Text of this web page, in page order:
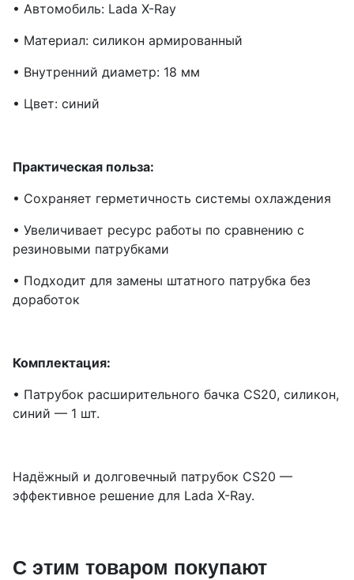
• Автомобиль: Lada X-Ray
• Материал: силикон армированный
• Внутренний диаметр: 18 мм
• Цвет: синий
Практическая польза:
• Сохраняет герметичность системы охлаждения
• Увеличивает ресурс работы по сравнению с
резиновыми патрубками
• Подходит для замены штатного патрубка без
доработок
Комплектация:
• Патрубок расширительного бачка CS20, силикон,
синий — 1 шт.
Надёжный и долговечный патрубок CS20 —
эффективное решение для Lada X-Ray.
С этим товаром покупают